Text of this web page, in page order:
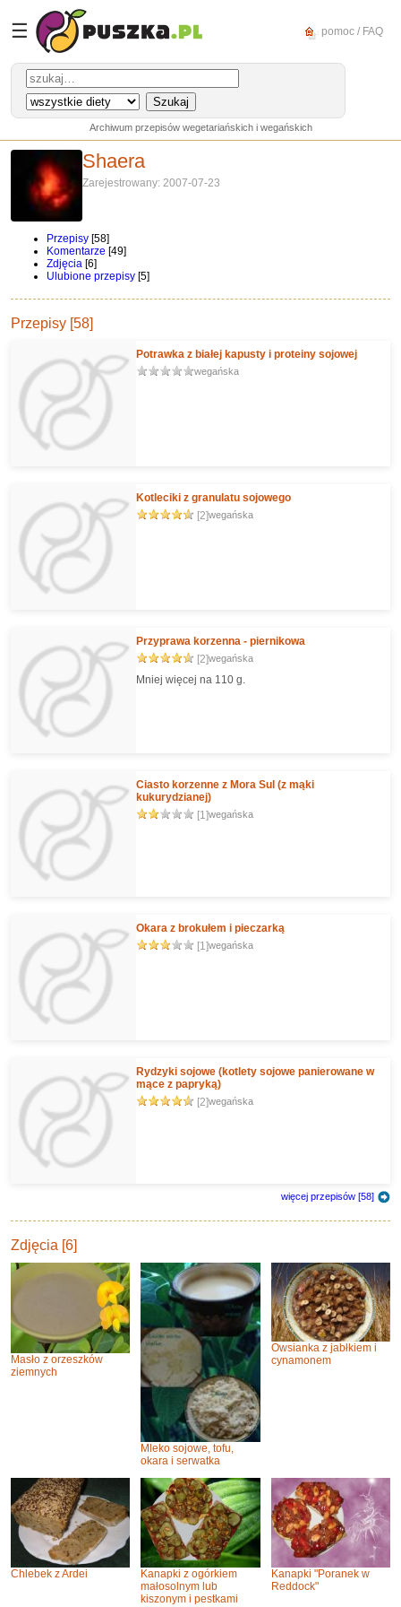
☰ pomoc / FAQ
Archiwum przepisów wegetariańskich i wegańskich
Shaera
Zarejestrowany: 2007-07-23
Przepisy [58]
Komentarze [49]
Zdjęcia [6]
Ulubione przepisy [5]
Przepisy [58]
Potrawka z białej kapusty i proteiny sojowej
wegańska
Kotleciki z granulatu sojowego
[2]wegańska
Przyprawa korzenna - piernikowa
[2]wegańska
Mniej więcej na 110 g.
Ciasto korzenne z Mora Sul (z mąki
kukurydzianej)
[1]wegańska
Okara z brokułem i pieczarką
[1]wegańska
Rydzyki sojowe (kotlety sojowe panierowane w
mące z papryką)
[2]wegańska
więcej przepisów [58]
Zdjęcia [6]
Masło z orzeszków
ziemnych
Mleko sojowe, tofu,
okara i serwatka
Owsianka z jabłkiem i
cynamonem
Chlebek z Ardei
Kanapki z ogórkiem
małosolnym lub
kiszonym i pestkami
Kanapki "Poranek w
Reddock"